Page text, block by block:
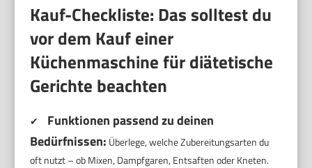
Kauf-Checkliste: Das solltest du
vor dem Kauf einer
Küchenmaschine für diätetische
Gerichte beachten
✔
Funktionen passend zu deinen
Bedürfnissen: Überlege, welche Zubereitungsarten du
oft nutzt – ob Mixen, Dampfgaren, Entsaften oder Kneten.